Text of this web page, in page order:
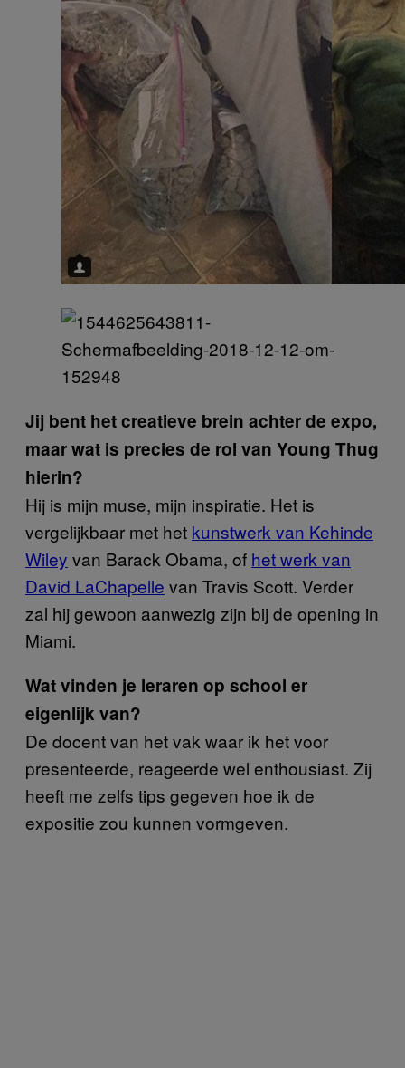
Jij bent het creatieve brein achter de expo,
maar wat is precies de rol van Young Thug
hierin?
Hij is mijn muse, mijn inspiratie. Het is
vergelijkbaar met het kunstwerk van Kehinde
Wiley van Barack Obama, of het werk van
David LaChapelle van Travis Scott. Verder
zal hij gewoon aanwezig zijn bij de opening in
Miami.
Wat vinden je leraren op school er
eigenlijk van?
De docent van het vak waar ik het voor
presenteerde, reageerde wel enthousiast. Zij
heeft me zelfs tips gegeven hoe ik de
expositie zou kunnen vormgeven.